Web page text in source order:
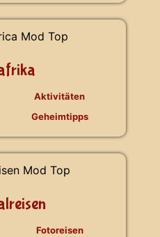
Aktivitäten
Geheimtipps
Fotoreisen